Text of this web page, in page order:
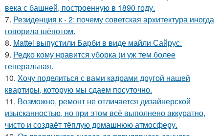
века с башней, построенную в 1890 году.
7. Резиденция к - 2: почему советская архитектура иногда
говорила шёпотом.
8. Mattel выпустили Барби в виде майли Сайрус.
9. Редко кому нравится уборка (и уж тем более
генеральная.
10. Хочу поделиться с вами кадрами другой нашей
квартиры, которую мы сдаем посуточно.
11. Возможно, ремонт не отличается дизайнерской
изысканностью, но при этом всё выполнено аккуратно,
чисто и создаёт тёплую домашнюю атмосферу.